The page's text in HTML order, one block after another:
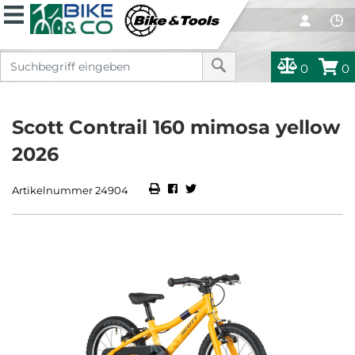
0 0
Scott Contrail 160 mimosa yellow
2026
Artikelnummer 24904